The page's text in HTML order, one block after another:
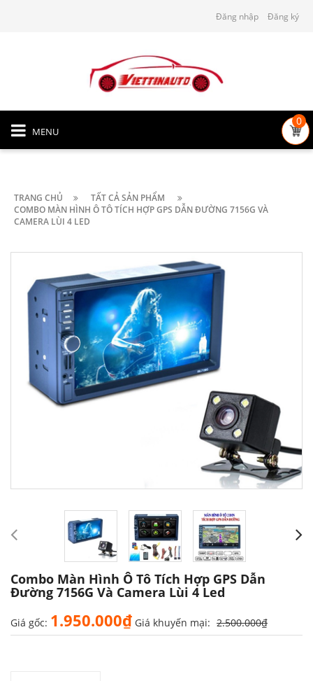
Đăng nhập Đăng ký
MENU
0
TRANG CHỦ
TẤT CẢ SẢN PHẨM
COMBO MÀN HÌNH Ô TÔ TÍCH HỢP GPS DẪN ĐƯỜNG 7156G VÀ
CAMERA LÙI 4 LED
Combo Màn Hình Ô Tô Tích Hợp GPS Dẫn
Đường 7156G Và Camera Lùi 4 Led
Giá gốc: 1.950.000₫ Giá khuyến mại: 2.500.000₫